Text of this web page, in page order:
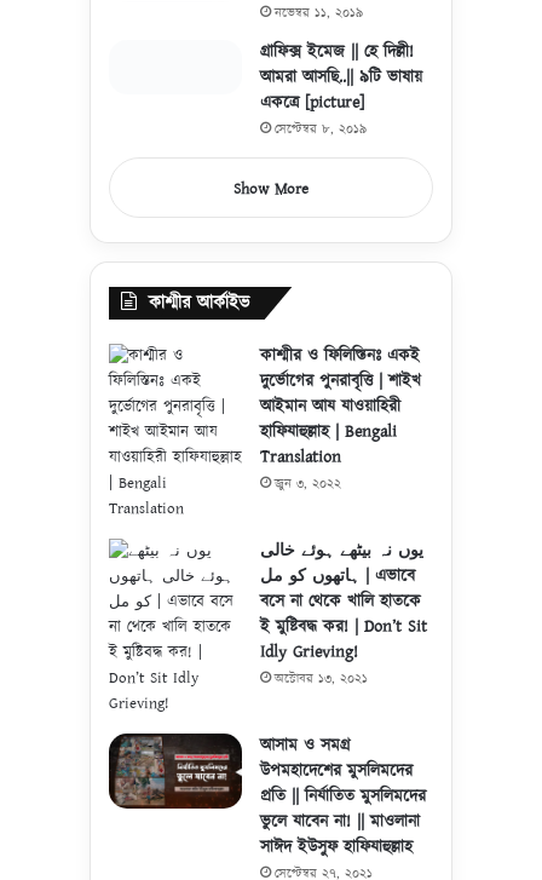
নভেম্বর ১১, ২০১৯
গ্রাফিক্স ইমেজ || হে দিল্লী!
আমরা আসছি..|| ৯টি ভাষায়
একত্রে [picture]
সেপ্টেম্বর ৮, ২০১৯
Show More
কাশ্মীর আর্কাইভ
কাশ্মীর ও ফিলিস্তিনঃ একই
দুর্ভোগের পুনরাবৃত্তি | শাইখ
আইমান আয যাওয়াহিরী
হাফিযাহুল্লাহ | Bengali
Translation
জুন ৩, ২০২২
یوں نہ بیٹھے ہوئے خالی
ہاتھوں کو مل | এভাবে
বসে না থেকে খালি হাতকে
ই মুষ্টিবদ্ধ কর! | Don’t Sit
Idly Grieving!
অক্টোবর ১৩, ২০২১
আসাম ও সমগ্র
উপমহাদেশের মুসলিমদের
প্রতি || নির্যাতিত মুসলিমদের
ভুলে যাবেন না! || মাওলানা
সাঈদ ইউসুফ হাফিযাহুল্লাহ
সেপ্টেম্বর ২৭, ২০২১